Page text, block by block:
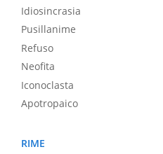
Idiosincrasia
Pusillanime
Refuso
Neofita
Iconoclasta
Apotropaico
RIME